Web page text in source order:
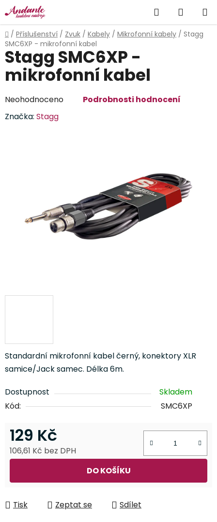
Přejít
na
obsah
Hledat
KOŠÍK
Domů
/ Příslušenství / Zvuk / Kabely / Mikrofonní kabely / Stagg
SMC6XP - mikrofonní kabel
Standardní mikrofonní kabel černý, konektory XLR
samice/Jack samec. Délka 6m.
Dostupnost
Skladem
Kód:
SMC6XP
129 Kč
106,61 Kč bez DPH
DO KOŠÍKU
Tisk Zeptat se Sdílet
Stagg SMC6XP -
mikrofonní kabel
Průměrné
produktu
Neohodnoceno
Podrobnosti hodnocení
Značka: Stagg